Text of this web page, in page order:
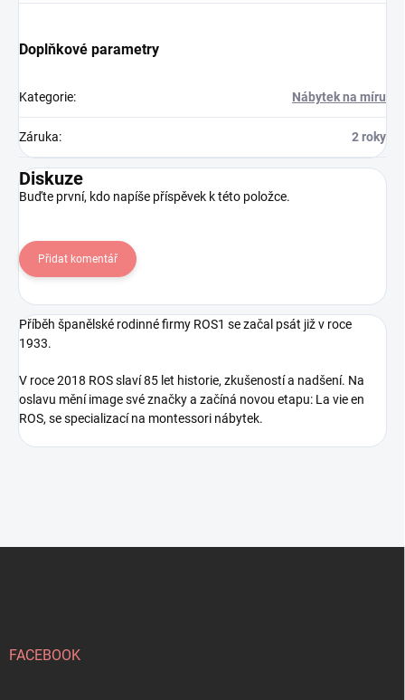
Doplňkové parametry
Kategorie: Nábytek na míru
Záruka: 2 roky
Diskuze
Buďte první, kdo napíše příspěvek k této položce.
Přidat komentář
Příběh španělské rodinné firmy ROS1 se začal psát již v roce
1933.
V roce 2018 ROS slaví 85 let historie, zkušeností a nadšení. Na
oslavu mění image své značky a začíná novou etapu: La vie en
ROS, se specializací na montessori nábytek.
FACEBOOK